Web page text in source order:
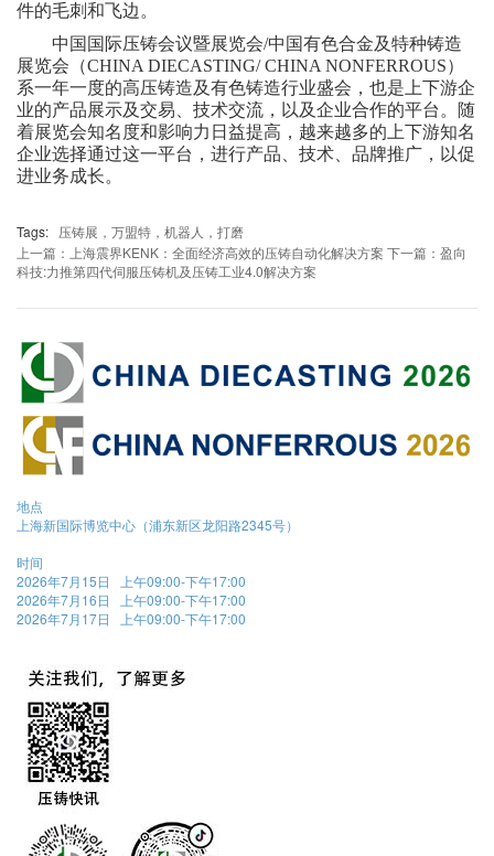
件的毛刺和飞边。
中国国际压铸会议暨展览会/中国有色合金及特种铸造
展览会（CHINA DIECASTING/ CHINA NONFERROUS）
系一年一度的高压铸造及有色铸造行业盛会，也是上下游企
业的产品展示及交易、技术交流，以及企业合作的平台。随
着展览会知名度和影响力日益提高，越来越多的上下游知名
企业选择通过这一平台，进行产品、技术、品牌推广，以促
进业务成长。
Tags: 压铸展，万盟特，机器人，打磨
上一篇：上海震界KENK：全面经济高效的压铸自动化解决方案 下一篇：盈向
科技:力推第四代伺服压铸机及压铸工业4.0解决方案
地点
上海新国际博览中心（浦东新区龙阳路2345号）
时间
2026年7月15日 上午09:00-下午17:00
2026年7月16日 上午09:00-下午17:00
2026年7月17日 上午09:00-下午17:00